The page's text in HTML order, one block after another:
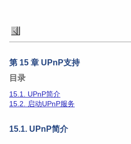
第 15 章 UPnP支持
目录
15.1. UPnP简介
15.2. 启动UPnP服务
15.1. UPnP简介